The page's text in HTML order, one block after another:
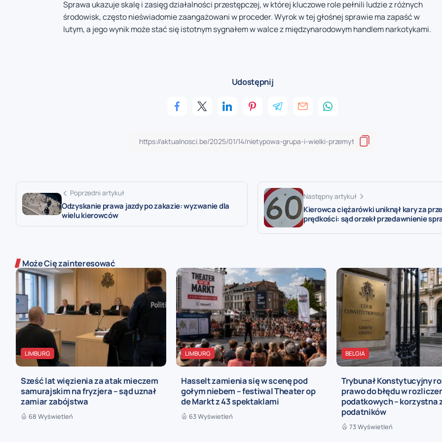
Sprawa ukazuje skalę i zasięg działalności przestępczej, w której kluczowe role pełnili ludzie z różnych
środowisk, często nieświadomie zaangażowani w proceder. Wyrok w tej głośnej sprawie ma zapaść w
lutym, a jego wynik może stać się istotnym sygnałem w walce z międzynarodowym handlem narkotykami.
Udostępnij
Poprzedni artykuł
Odzyskanie prawa jazdy po zakazie: wyzwanie dla
wielu kierowców
Następny artykuł
Kierowca ciężarówki uniknął kary za
prędkości: sąd orzekł przedawnienie
Może Cię zainteresować
LIMBURG
Sześć lat więzienia za atak mieczem
samurajskim na fryzjera – sąd uznał
zamiar zabójstwa
68 Wyświetleń
LIMBURG
Hasselt zamienia się w scenę pod
gołym niebem – festiwal Theater op
de Markt z 43 spektaklami
63 Wyświetleń
BELGIA
Trybunał Konstytucyjny
prawo do błędu w
podatkowych – korzystna
podatników
73 Wyświetleń